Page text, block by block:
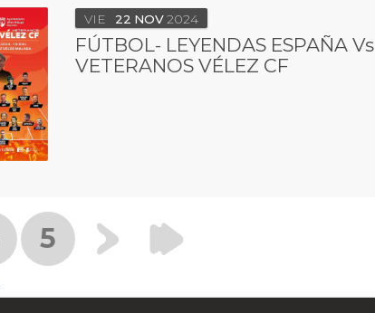
VIE 22 NOV 2024
FÚTBOL- LEYENDAS ESPAÑA Vs
VETERANOS VÉLEZ CF
5